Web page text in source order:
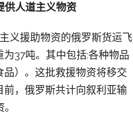
供人道主义物资
义援助物资的俄罗斯货运飞
37吨。其中包括:各种物品
）。这批救援物资将移交
，俄罗斯共计向叙利亚输